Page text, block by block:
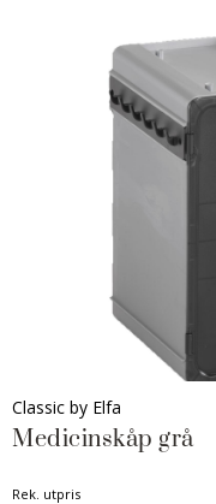
Classic by Elfa
Medicinskåp grå
Rek. utpris